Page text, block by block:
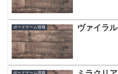
ボードゲーム情報 ヴァイラル
ボードゲーム情報